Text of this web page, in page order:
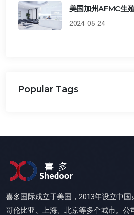
美国加州AFMC生
2024-05-24
Popular Tags
喜多国际成立于美国，2013年设立中国
哥伦比亚、上海、北京等多个城市。公